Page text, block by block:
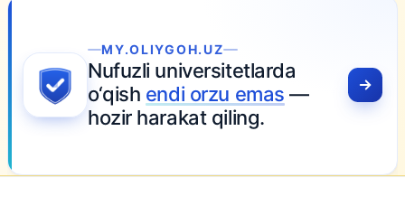
MY.OLIYGOH.UZ
Nufuzli universitetlarda
o‘qishendi orzu emas—
hozir harakat qiling.